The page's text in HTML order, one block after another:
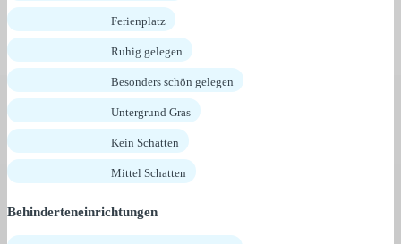
Ferienplatz
Ruhig gelegen
Besonders schön gelegen
Untergrund Gras
Kein Schatten
Mittel Schatten
Behinderteneinrichtungen